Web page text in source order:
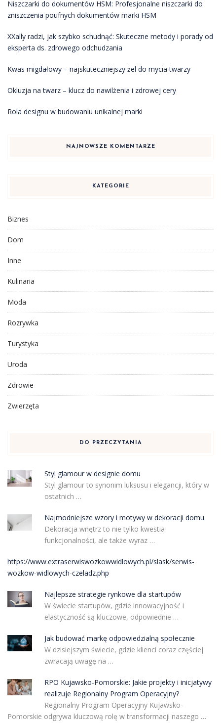
Niszczarki do dokumentów HSM: Profesjonalne niszczarki do
zniszczenia poufnych dokumentów marki HSM
XXally radzi, jak szybko schudnąć: Skuteczne metody i porady od
eksperta ds. zdrowego odchudzania
Kwas migdałowy – najskuteczniejszy żel do mycia twarzy
Okluzja na twarz – klucz do nawilżenia i zdrowej cery
Rola designu w budowaniu unikalnej marki
NAJNOWSZE KOMENTARZE
KATEGORIE
Biznes
Dom
Inne
Kulinaria
Moda
Rozrywka
Turystyka
Uroda
Zdrowie
Zwierzęta
DO PRZECZYTANIA
Styl glamour w designie domu
Styl glamour to synonim luksusu i elegancji, który w
ostatnich …
Najmodniejsze wzory i motywy w dekoracji domu
Dekoracja wnętrz to nie tylko kwestia
funkcjonalności, ale także wyraz …
https://www.extraserwiswozkowwidlowych.pl/slask/serwis-
wozkow-widlowych-czeladz.php
Najlepsze strategie rynkowe dla startupów
W świecie startupów, gdzie innowacyjność i
elastyczność są kluczowe, odpowiednie …
Jak budować markę odpowiedzialną społecznie
W dzisiejszym świecie, gdzie klienci coraz częściej
zwracają uwagę na …
RPO Kujawsko-Pomorskie: Jakie projekty i inicjatywy
realizuje Regionalny Program Operacyjny?
Regionalny Program Operacyjny Kujawsko-
Pomorskie odgrywa kluczową rolę w transformacji naszego …